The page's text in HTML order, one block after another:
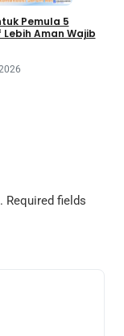
Pemula 5
Aman Wajib
Required fields